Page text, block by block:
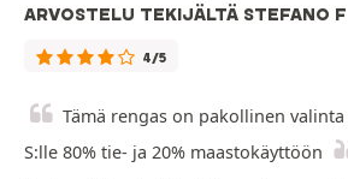
ARVOSTELU TEKIJÄLTÄ STEFANO F
4/5
Tämä rengas on pakollinen
S:lle 80% tie- ja 20% maastokäyttöön